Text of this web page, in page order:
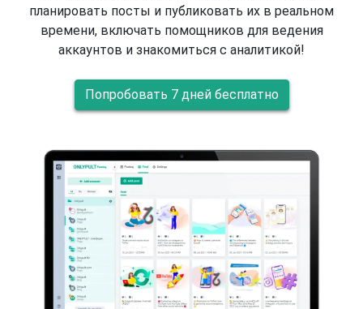
планировать посты и публиковать их в реальном
времени, включать помощников для ведения
аккаунтов и знакомиться с аналитикой!
Попробовать 7 дней бесплатно